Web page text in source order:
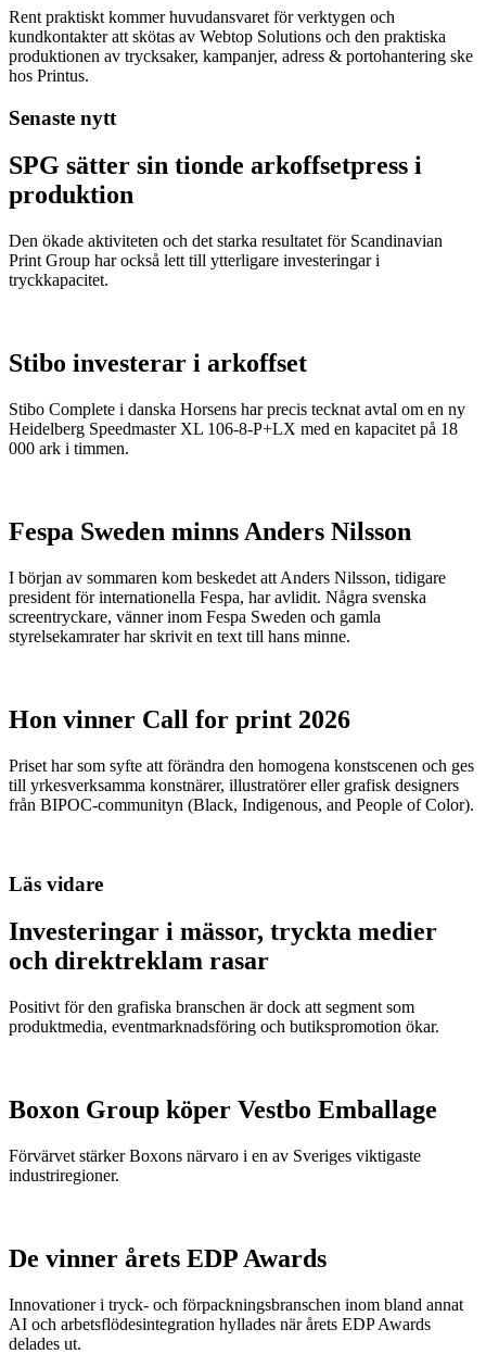
Rent praktiskt kommer huvudansvaret för verktygen och
kundkontakter att skötas av Webtop Solutions och den praktiska
produktionen av trycksaker, kampanjer, adress & portohantering ske
hos Printus.
Senaste nytt
SPG sätter sin tionde arkoffsetpress i
produktion
Den ökade aktiviteten och det starka resultatet för Scandinavian
Print Group har också lett till ytterligare investeringar i
tryckkapacitet.
Stibo investerar i arkoffset
Stibo Complete i danska Horsens har precis tecknat avtal om en ny
Heidelberg Speedmaster XL 106-8-P+LX med en kapacitet på 18
000 ark i timmen.
Fespa Sweden minns Anders Nilsson
I början av sommaren kom beskedet att Anders Nilsson, tidigare
president för internationella Fespa, har avlidit. Några svenska
screentryckare, vänner inom Fespa Sweden och gamla
styrelsekamrater har skrivit en text till hans minne.
Hon vinner Call for print 2026
Priset har som syfte att förändra den homogena konstscenen och ges
till yrkesverksamma konstnärer, illustratörer eller grafisk designers
från BIPOC-communityn (Black, Indigenous, and People of Color).
Läs vidare
Investeringar i mässor, tryckta medier
och direktreklam rasar
Positivt för den grafiska branschen är dock att segment som
produktmedia, eventmarknadsföring och butikspromotion ökar.
Boxon Group köper Vestbo Emballage
Förvärvet stärker Boxons närvaro i en av Sveriges viktigaste
industriregioner.
De vinner årets EDP Awards
Innovationer i tryck- och förpackningsbranschen inom bland annat
AI och arbetsflödesintegration hyllades när årets EDP Awards
delades ut.